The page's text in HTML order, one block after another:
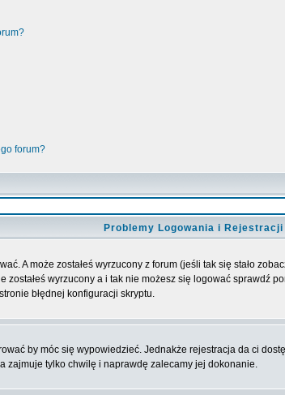
forum?
Problemy Logowania i Rejestracji
A może zostałeś wyrzucony z forum (jeśli tak się stało
wyrzucony a i tak nie możesz się logować sprawdź
błędnej konfiguracji skryptu.
by móc się wypowiedzieć. Jednakże rejestracja da ci
zajmuje tylko chwilę i naprawdę zalecamy jej dokonanie.